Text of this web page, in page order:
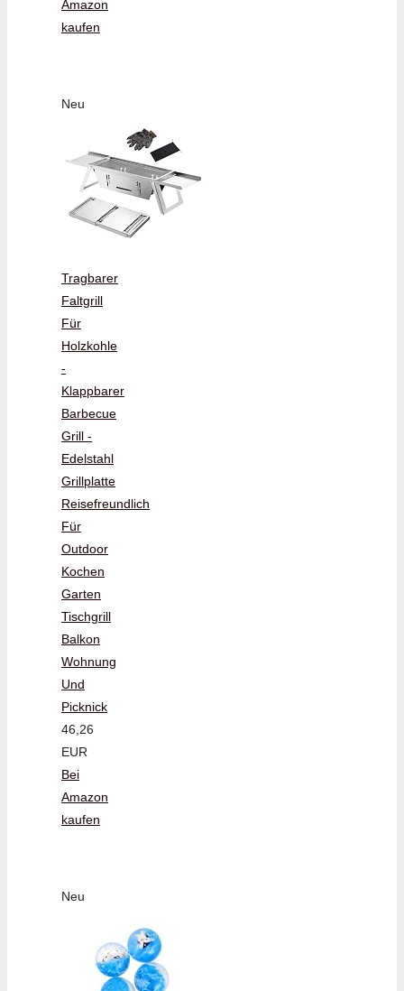
Amazon
kaufen
Neu
Tragbarer
Faltgrill
Für
Holzkohle
-
Klappbarer
Barbecue
Grill -
Edelstahl
Grillplatte
Reisefreundlich
Für
Outdoor
Kochen
Garten
Tischgrill
Balkon
Wohnung
Und
Picknick
46,26
EUR
Bei
Amazon
kaufen
Neu